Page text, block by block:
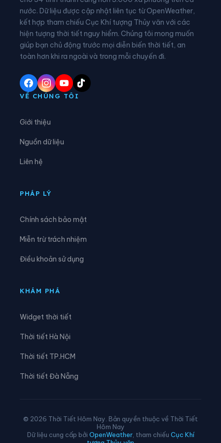
Xã Chấn Thịnh Xã Châu Quế
Xã Chế Tạo Xã Chiềng Ken
Xã Cốc Lầu Xã Cốc San
Xã Dền Sáng
Xã Dương Quỳ
Xã Lâm Thượng
Xã Mường Bo
Xã Phúc Khánh
nước. Dữ liệu được cập nhật liên tục từ OpenWeather,
kết hợp tham chiếu Cục Khí tượng Thủy văn với các
hiện tượng thời tiết nguy hiểm. Chúng tôi mong muốn
giúp bạn chủ động trước mọi diễn biến thời tiết, an
toàn hơn khi ra ngoài và trong mỗi chuyến đi.
VỀ CHÚNG TÔI
Giới thiệu
Nguồn dữ liệu
Liên hệ
PHÁP LÝ
Chính sách bảo mật
Miễn trừ trách nhiệm
Điều khoản sử dụng
KHÁM PHÁ
Widget thời tiết
Thời tiết Hà Nội
Thời tiết TP.HCM
Thời tiết Đà Nẵng
© 2026 Thời Tiết Hôm Nay. Bản quyền thuộc về Thời Tiết
Hôm Nay
Dữ liệu cung cấp bởi OpenWeather, tham chiếu Cục Khí